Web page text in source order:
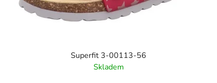
Superfit 3-00113-56
Skladem